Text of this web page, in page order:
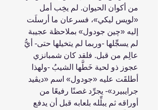
من أكوان الحيوان. لم يخِب أمل
«لويس ليكي»، فسرعان ما أرسلَت
إليه «چين جودول» بملاحظة عجيبة
لم يسجِّلها -وربما لم يتخيلها حتى- أيُّ
عالِم من قبل. فلقد كان شمبانزي
عجوز ذو لحية خَطَّها الشيبُ -ولهذا
أطلقَت عليه «جودول» اسم «ديڤيد
جرايبيرد»- يجرِّد غصنًا رفيعًا من
أوراقه ثم يبلِّله بلعابه قبل أن يدفع